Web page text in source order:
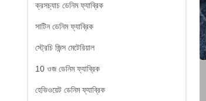
ক্রসচ্যাচ ডেনিম ফ্যাব্রিক
সাটিন ডেনিম ফ্যাব্রিক
স্ট্রেচি জিন্স মেটেরিয়াল
10 ওজ ডেনিম ফ্যাব্রিক
হেভিওয়েট ডেনিম ফ্যাব্রিক